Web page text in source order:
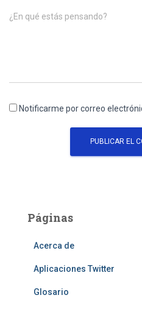
¿En qué estás pensando?
Notificarme por correo
Páginas
Acerca de
Aplicaciones Twitter
Glosario